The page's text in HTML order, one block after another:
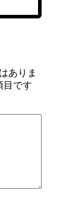
ありま
目です